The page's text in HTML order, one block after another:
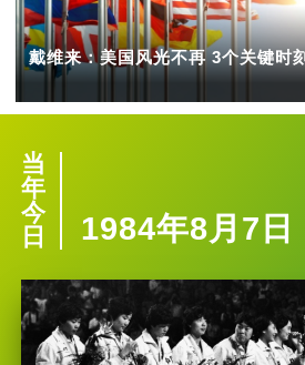
戴维来：美国风光不再 3个关键时
当
年
今
日
1984年8月7日